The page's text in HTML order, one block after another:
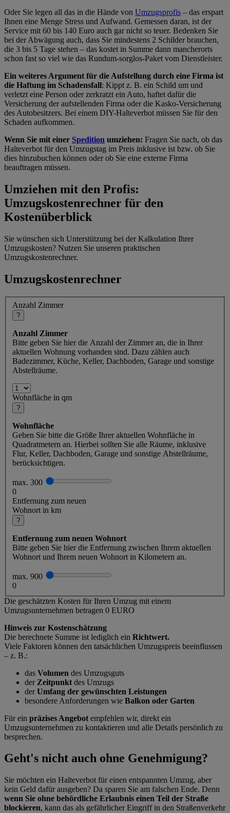
Oder Sie legen all das in die Hände von Umzugsprofis – das erspart
Ihnen eine Menge Stress und Aufwand. Gemessen daran, ist der
Service mit 60 bis 140 Euro auch gar nicht so teuer. Bedenken Sie
bei der Abwägung auch, dass Sie mindestens 2 Schilder brauchen,
die 3 bis 5 Tage stehen – das kostet in Summe dann mancherorts
schon fast so viel wie das Rundum-sorglos-Paket vom Dienstleister.
Ein weiteres Argument für die Aufstellung durch eine Firma ist
die Haftung im Schadensfall: Kippt z. B. ein Schild um und
verletzt eine Person oder zerkratzt ein Auto, haftet dafür die
Versicherung der aufstellenden Firma oder die Kasko-Versicherung
des Autobesitzers. Bei einem DIY-Halteverbot müssen Sie für den
Schaden aufkommen.
Wenn Sie mit einer Spedition umziehen: Fragen Sie nach, ob das
Halteverbot für den Umzugstag im Preis inklusive ist bzw. ob Sie
dies hinzubuchen können oder ob Sie eine externe Firma
beauftragen müssen.
Umziehen mit den Profis:
Umzugskostenrechner für den
Kostenüberblick
Sie wünschen sich Unterstützung bei der Kalkulation Ihrer
Umzugskosten? Nutzen Sie unseren praktischen
Umzugskostenrechner.
Umzugskostenrechner
Anzahl Zimmer
?
Anzahl Zimmer
Bitte geben Sie hier die Anzahl der Zimmer an, die in Ihrer
aktuellen Wohnung vorhanden sind. Dazu zählen auch
Badezimmer, Küche, Keller, Dachboden, Garage und sonstige
Abstellräume.
Wohnfläche in qm
?
Wohnfläche
Geben Sie bitte die Größe Ihrer aktuellen Wohnfläche in
Quadratmetern an. Hierbei sollten Sie alle Räume, inklusive
Flur, Keller, Dachboden, Garage und sonstige Abstellräume,
berücksichtigen.
max. 300
0
Entfernung zum neuen
Wohnort in km
?
Entfernung zum neuen Wohnort
Bitte geben Sie hier die Entfernung zwischen Ihrem aktuellen
Wohnort und Ihrem neuen Wohnort in Kilometern an.
max. 900
0
Die geschätzten Kosten für Ihren Umzug mit einem
Umzugsunternehmen betragen 0 EURO
Hinweis zur Kostenschätzung
Die berechnete Summe ist lediglich ein Richtwert.
Viele Faktoren können den tatsächlichen Umzugspreis beeinflussen
– z. B.:
das Volumen des Umzugsguts
der Zeitpunkt des Umzugs
derUmfang der gewünschten Leistungen
besondere Anforderungen wie Balkon oder Garten
Für ein präzises Angebot empfehlen wir, direkt ein
Umzugsunternehmen zu kontaktieren und alle Details persönlich zu
besprechen.
Geht's nicht auch ohne Genehmigung?
Sie möchten ein Halteverbot für einen entspannten Umzug, aber
kein Geld dafür ausgeben? Da sparen Sie am falschen Ende. Denn
wenn Sie ohne behördliche Erlaubnis einen Teil der Straße
blockieren, kann das als gefährlicher Eingriff in den Straßenverkehr